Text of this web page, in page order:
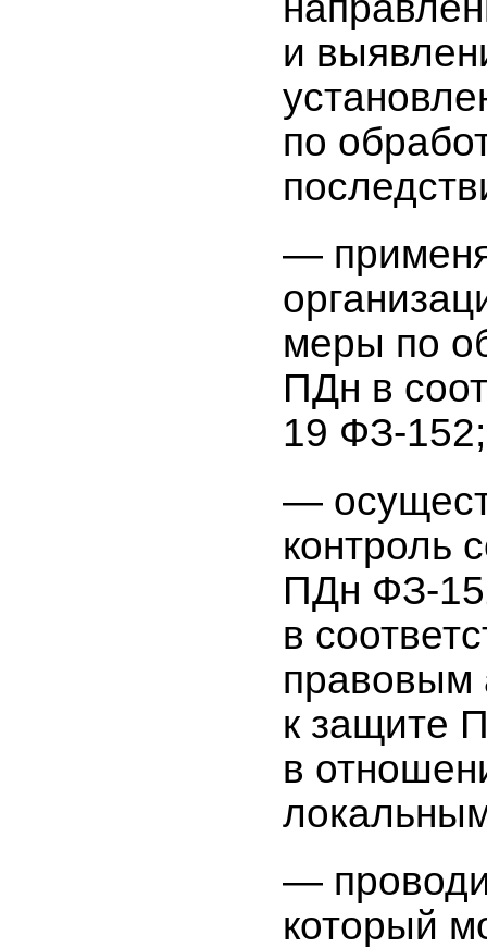
и
по
—
меры по
ПДн в
19 ФЗ-152;
—
контроль
ПДн ФЗ-
в
правовым
к защите
в
—
который